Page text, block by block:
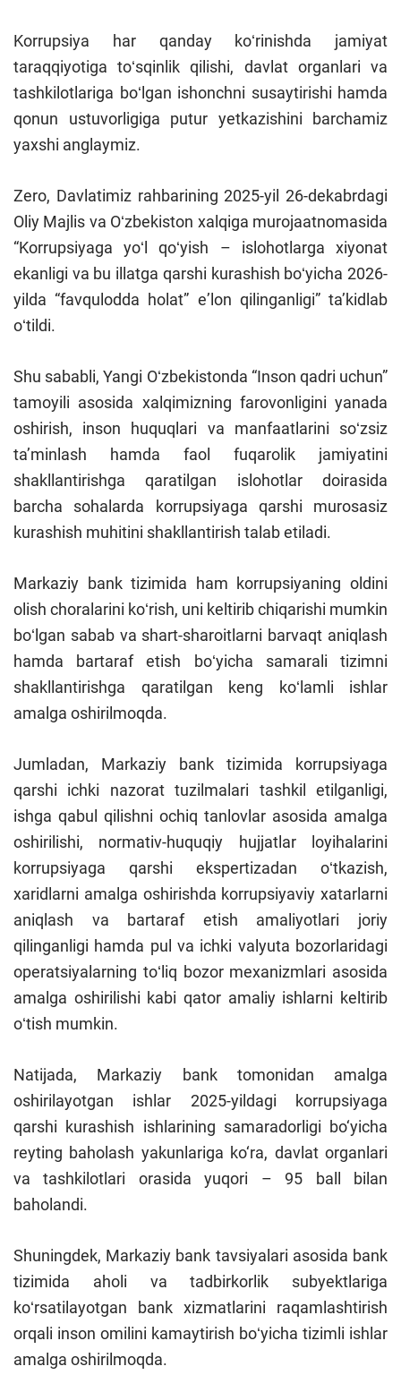
Korrupsiya har qanday koʻrinishda jamiyat
taraqqiyotiga toʻsqinlik qilishi, davlat organlari va
tashkilotlariga boʻlgan ishonchni susaytirishi hamda
qonun ustuvorligiga putur yetkazishini barchamiz
yaxshi anglaymiz.
Zero, Davlatimiz rahbarining 2025-yil 26-dekabrdagi
Oliy Majlis va Oʻzbekiston xalqiga murojaatnomasida
“Korrupsiyaga yoʻl qoʻyish – islohotlarga xiyonat
ekanligi va bu illatga qarshi kurashish boʻyicha 2026-
yilda “favqulodda holat” eʼlon qilinganligi” taʼkidlab
oʻtildi.
Shu sababli, Yangi Oʻzbekistonda “Inson qadri uchun”
tamoyili asosida xalqimizning farovonligini yanada
oshirish, inson huquqlari va manfaatlarini soʻzsiz
taʼminlash hamda faol fuqarolik jamiyatini
shakllantirishga qaratilgan islohotlar doirasida
barcha sohalarda korrupsiyaga qarshi murosasiz
kurashish muhitini shakllantirish talab etiladi.
Markaziy bank tizimida ham korrupsiyaning oldini
olish choralarini koʻrish, uni keltirib chiqarishi mumkin
boʻlgan sabab va shart-sharoitlarni barvaqt aniqlash
hamda bartaraf etish boʻyicha samarali tizimni
shakllantirishga qaratilgan keng koʻlamli ishlar
amalga oshirilmoqda.
Jumladan, Markaziy bank tizimida korrupsiyaga
qarshi ichki nazorat tuzilmalari tashkil etilganligi,
ishga qabul qilishni ochiq tanlovlar asosida amalga
oshirilishi, normativ-huquqiy hujjatlar loyihalarini
korrupsiyaga qarshi ekspertizadan oʻtkazish,
xaridlarni amalga oshirishda korrupsiyaviy xatarlarni
aniqlash va bartaraf etish amaliyotlari joriy
qilinganligi hamda pul va ichki valyuta bozorlaridagi
operatsiyalarning toʻliq bozor mexanizmlari asosida
amalga oshirilishi kabi qator amaliy ishlarni keltirib
oʻtish mumkin.
Natijada, Markaziy bank tomonidan amalga
oshirilayotgan ishlar 2025-yildagi korrupsiyaga
qarshi kurashish ishlarining samaradorligi bo‘yicha
reyting baholash yakunlariga ko‘ra, davlat organlari
va tashkilotlari orasida yuqori – 95 ball bilan
baholandi.
Shuningdek, Markaziy bank tavsiyalari asosida bank
tizimida aholi va tadbirkorlik subyektlariga
koʻrsatilayotgan bank xizmatlarini raqamlashtirish
orqali inson omilini kamaytirish boʻyicha tizimli ishlar
amalga oshirilmoqda.